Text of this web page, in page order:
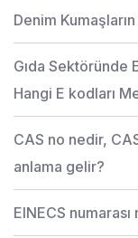
Denim
Gıda Sektöründe
Hangi E kodları
CAS no nedir,
anlama gelir?
EINECS